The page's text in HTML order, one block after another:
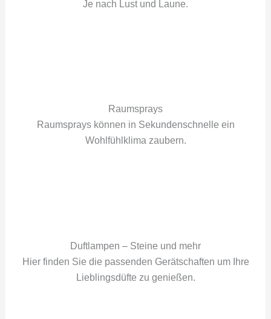
Je nach Lust und Laune.
Raumsprays
Raumsprays können in Sekundenschnelle ein
Wohlfühlklima zaubern.
Duftlampen – Steine und mehr
Hier finden Sie die passenden Gerätschaften um Ihre
Lieblingsdüfte zu genießen.